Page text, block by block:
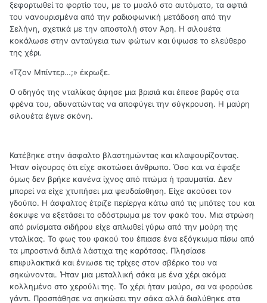
ξεφορτωθεί το φορτίο του, με το μυαλό στο αυτόματο, τα αφτιά
του νανουρισμένα από την ραδιοφωνική μετάδοση από την
Σελήνη, σχετικά με την αποστολή στον Άρη. Η σιλουέτα
κοκάλωσε στην ανταύγεια των φώτων και ύψωσε το ελεύθερο
της χέρι.
«Τζον Μπίντερ…;» έκρωξε.
Ο οδηγός της νταλίκας άφησε μια βρισιά και έπεσε βαρύς στα
φρένα του, αδυνατώντας να αποφύγει την σύγκρουση. Η μαύρη
σιλουέτα έγινε σκόνη.
Κατέβηκε στην άσφαλτο βλαστημώντας και κλαψουρίζοντας.
Ήταν σίγουρος ότι είχε σκοτώσει άνθρωπο. Όσο και να έψαξε
όμως δεν βρήκε κανένα ίχνος από πτώμα ή τραυματία. Δεν
μπορεί να είχε χτυπήσει μια ψευδαίσθηση. Είχε ακούσει τον
γδούπο. Η άσφαλτος έτριζε περίεργα κάτω από τις μπότες του και
έσκυψε να εξετάσει το οδόστρωμα με τον φακό του. Μια στρώση
από ρινίσματα σιδήρου είχε απλωθεί γύρω από την μούρη της
νταλίκας. Το φως του φακού του έπιασε ένα εξόγκωμα πίσω από
τα μπροστινά διπλά λάστιχα της καρότσας. Πλησίασε
επιφυλακτικά και ένιωσε τις τρίχες στον σβέρκο του να
σηκώνονται. Ήταν μια μεταλλική σάκα με ένα χέρι ακόμα
κολλημένο στο χερούλι της. Το χέρι ήταν μαύρο, σα να φορούσε
γάντι. Προσπάθησε να σηκώσει την σάκα αλλά διαλύθηκε στα